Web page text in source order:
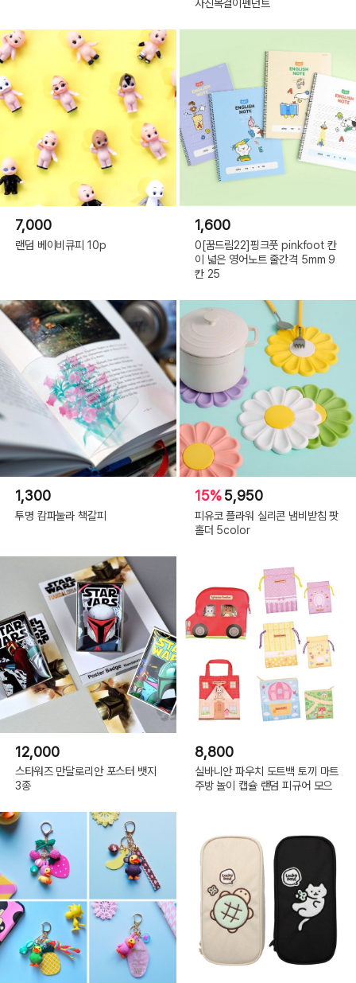
사진목걸이펜던트
7,000
랜덤 베이비큐피 10p
1,600
0[꿈드림22]핑크풋 pinkfoot 칸
이 넓은 영어노트 줄간격 5mm 9
칸 25
1,300
투명 캄파눌라 책갈피
15%5,950
피유코 플라워 실리콘 냄비받침 팟
홀더 5color
12,000
스타워즈 만달로리안 포스터 뱃지
3종
8,800
실바니안 파우치 도트백 토끼 마트
주방 놀이 캡슐 랜덤 피규어 모으